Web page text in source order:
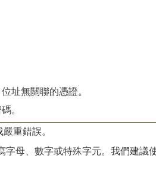
址無關聯的憑證。
。
重錯誤。
母、數字或特殊字元。我們建議